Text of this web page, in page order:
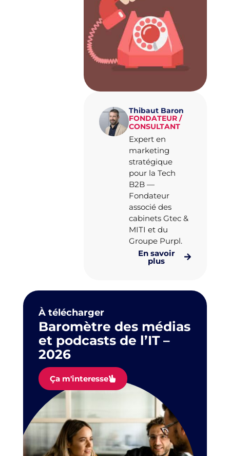
Thibaut Baron
FONDATEUR /
CONSULTANT
Expert en
marketing
stratégique
pour la Tech
B2B —
Fondateur
associé des
cabinets Gtec &
MITI et du
Groupe Purpl.
En savoir
plus
À télécharger
Baromètre des médias
et podcasts de l’IT –
2026
Ça m'interesse